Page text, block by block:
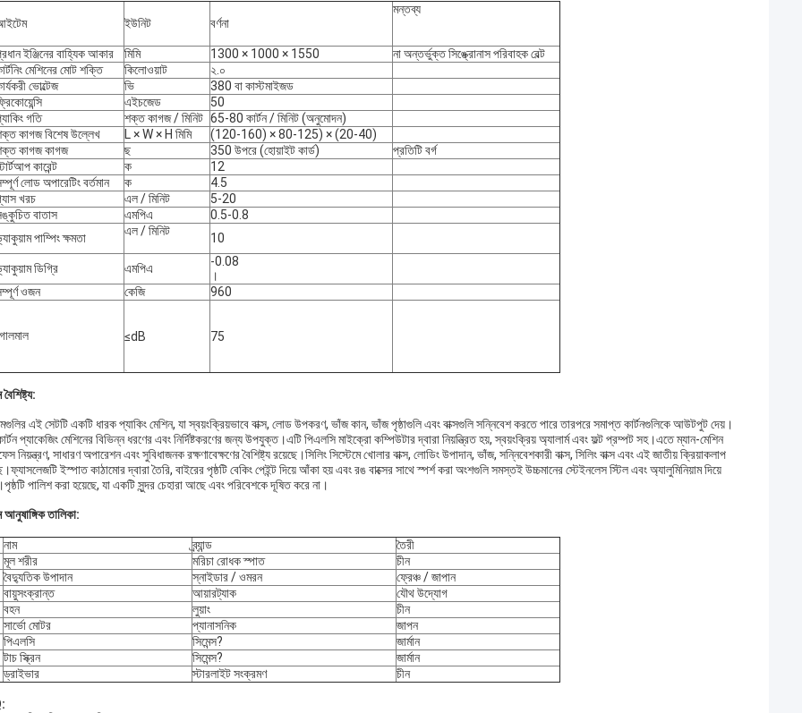
ইউনিট বর্ণনা
মন্তব্য
ইঞ্জিনের বাহ্যিক আকার মিমি 1300 × 1000 × 1550
না অন্তর্ভুক্ত সিঙ্ক্রোনাস পরিবাহক বেল্ট
মেশিনের মোট শক্তি কিলোওয়াট
২.০
ভোল্টেজ ভি
380 বা কাস্টমাইজড
এইচজেড
50
গতি শক্ত কাগজ / মিনিট 65-80 কার্টন / মিনিট (অনুমোদন)
কাগজ বিশেষ উল্লেখ L × W × H মিমি
(120-160) × 80-125) × (20-40)
কাগজ কাগজ ছ 350 উপরে (হোয়াইট কার্ড)
প্রতিটি বর্গ
কারেন্ট ক
12
লোড অপারেটিং বর্তমান ক
4.5
খরচ এল / মিনিট
5-20
বাতাস এমপিএ
0.5-0.8
পাম্পিং ক্ষমতা এল / মিনিট 10
ডিগ্রি এমপিএ
-0.08
।
ওজন কেজি 960
≤dB 75
এই সেটটি একটি ধারক প্যাকিং মেশিন, যা স্বয়ংক্রিয়ভাবে বাক্স, লোড উপকরণ, ভাঁজ কান, ভাঁজ পৃষ্ঠাগুলি এবং বাক্সগুলি সন্নিবেশ করতে পারে তারপরে সমাপ্ত কার্টনগুলিকে আউটপুট দেয়।
প্যাকেজিং মেশিনের বিভিন্ন ধরণের এবং নির্দিষ্টকরণের জন্য উপযুক্ত।এটি পিএলসি মাইক্রো কম্পিউটার দ্বারা নিয়ন্ত্রিত হয়, স্বয়ংক্রিয় অ্যালার্ম এবং ফল্ট প্রম্পট সহ।এতে ম্যান-মেশিন
নিয়ন্ত্রণ, সাধারণ অপারেশন এবং সুবিধাজনক রক্ষণাবেক্ষণের বৈশিষ্ট্য রয়েছে।সিলিং সিস্টেমে খোলার বাক্স, লোডিং উপাদান, ভাঁজ, সন্নিবেশকারী বাক্স, সিলিং বাক্স এবং এই জাতীয় ক্রিয়াকলাপ
ইস্পাত কাঠামোর দ্বারা তৈরি, বাইরের পৃষ্ঠটি বেকিং পেইন্ট দিয়ে আঁকা হয় এবং রঙ বাক্সের সাথে স্পর্শ করা অংশগুলি সমস্তই উচ্চমানের স্টেইনলেস স্টিল এবং অ্যালুমিনিয়াম দিয়ে
পালিশ করা হয়েছে, যা একটি সুন্দর চেহারা আছে এবং পরিবেশকে দূষিত করে না।
আনুষাঙ্গিক তালিকা:
নাম ব্র্যান্ড
তৈরী
মূল শরীর মরিচা রোধক স্পাত
চীন
বৈদ্যুতিক উপাদান স্নাইডার / ওমরন
ফ্রেঞ্চ / জাপান
বায়ুসংক্রান্ত আয়ারট্যাক
যৌথ উদ্যোগ
বহন লুয়াং
চীন
সার্ভো মোটর প্যানাসনিক
জাপন
পিএলসি সিমেন্স?
জার্মান
টাচ স্ক্রিন সিমেন্স?
জার্মান
ড্রাইভার স্টারলাইট সংক্রমণ চীন